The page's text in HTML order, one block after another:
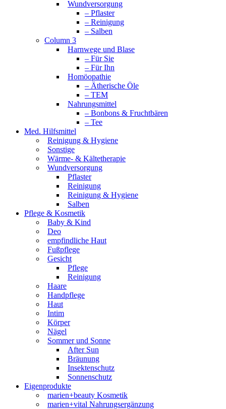
Wundversorgung
– Pflaster
– Reinigung
– Salben
Column 3
Harnwege und Blase
– Für Sie
– Für Ihn
Homöopathie
– Ätherische Öle
– TEM
Nahrungsmittel
– Bonbons & Fruchtbären
– Tee
Med. Hilfsmittel
Reinigung & Hygiene
Sonstige
Wärme- & Kältetherapie
Wundversorgung
Pflaster
Reinigung
Reinigung & Hygiene
Salben
Pflege & Kosmetik
Baby & Kind
Deo
empfindliche Haut
Fußpflege
Gesicht
Pflege
Reinigung
Haare
Handpflege
Haut
Intim
Körper
Nägel
Sommer und Sonne
After Sun
Bräunung
Insektenschutz
Sonnenschutz
Eigenprodukte
marien+beauty Kosmetik
marien+vital Nahrungsergänzung